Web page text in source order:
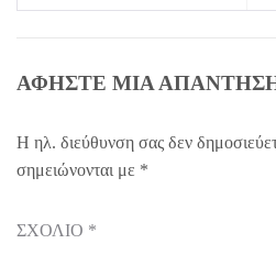
ΑΦΉΣΤΕ ΜΙΑ
Η ηλ. διεύθυνση σας δεν
σημειώνονται με *
ΣΧΌΛΙΟ *